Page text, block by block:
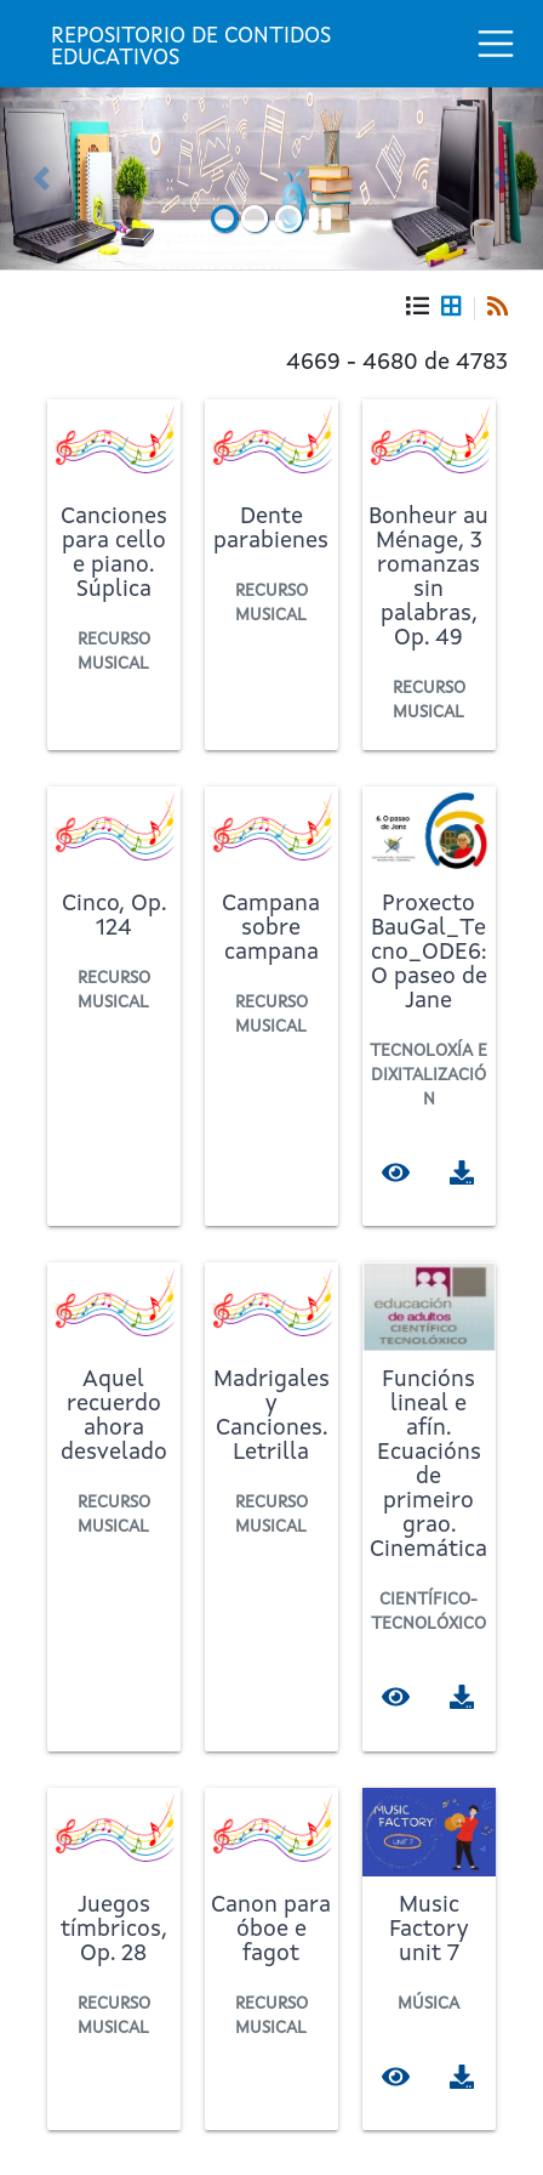
REPOSITORIO DE CONTIDOS
EDUCATIVOS
Anterior
contidos
educativos
4669 - 4680 de 4783
Canciones
para cello
e piano.
Súplica
RECURSO
MUSICAL
Dente
parabienes
RECURSO
MUSICAL
Bonheur au
Ménage, 3
romanzas
sin
palabras,
Op. 49
RECURSO
MUSICAL
Cinco, Op.
124
RECURSO
MUSICAL
Campana
sobre
campana
RECURSO
MUSICAL
Proxecto
BauGal_Te
cno_ODE6:
O paseo de
Jane
TECNOLOXÍA E
DIXITALIZACIÓ
N
Aquel
recuerdo
ahora
desvelado
RECURSO
MUSICAL
Madrigales
y
Canciones.
Letrilla
RECURSO
MUSICAL
Funcións
lineal e
afín.
Ecuacións
de
primeiro
grao.
Cinemática
CIENTÍFICO-
TECNOLÓXICO
Juegos
tímbricos,
Op. 28
RECURSO
MUSICAL
Canon para
óboe e
fagot
RECURSO
MUSICAL
Music
Factory
unit 7
MÚSICA